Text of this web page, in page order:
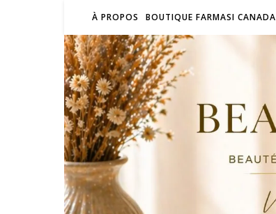
À PROPOS BOUTIQUE FARMASI CANADA